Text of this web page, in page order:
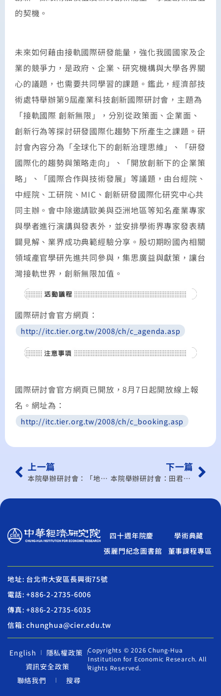
的契機。
未來如何藉由接軌國際研發能量，強化我國國家及企
業的競爭力，是政府、企業、研究機構與大學各界關
心的議題，也需要共同學習的課題。鑑此，經濟部技
術處特舉辦第9屆產業科技創新國際研討會，主題為
「接軌國際 創新無限」，分別從政策面、企業面、
創新行為等探討研發國際化趨勢下所產生之課題。研
討會內容分為「全球化下的創新治理思維」、「研發
國際化的趨勢與策略走向」、「開放創新下的企業策
略」、「國際合作與技術發展」等議題，由台經院、
中經院、工研院、MIC、創新研發國際化研究中心共
同主辦。會中除邀請歐美與亞洲地區等知名產業專家
與學者進行演講與發表外，並安排學術界專家發表精
闢見解、業界成功典範經驗分享。殷切期盼國內相關
領域產官學研先進共同參與，集思廣益與獻策，讓台
灣接軌世界，創新無限加值。
國際研討會官方網頁：
http://itc.tier.org.tw/2008/ch/c_agenda.asp
國際研討會官方網頁已開放，8月7日起開放線上報
名。網址為：
http://itc.tier.org.tw/2008/ch/c_booking.asp
上一篇
本院舉辦研討會：「地理標示」專題演講
下一篇
本院舉辦研討會：田君美– 廣西北部灣經濟區開發的潛力與問題
四十週年院慶
學術典藏
張麗門紀念圖書館
董事課程專區
地址: 台北市大安區長興街75號
電話: +886-2-2735-6006
傳真: +886-2-2735-6035
信箱: chunghua@cier.edu.tw
English
隱私權政策
資訊安全政策
聯絡我們
搜尋
Copyrights © 2026 Chung-Hua
Institution for Economic Research. All
Rights Reserved.